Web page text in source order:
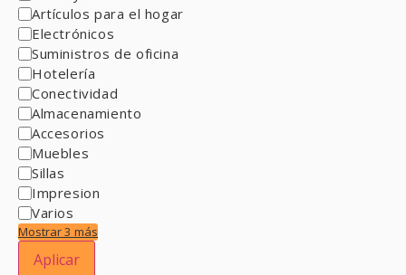
Artículos para el hogar
Electrónicos
Suministros de oficina
Hotelería
Conectividad
Almacenamiento
Accesorios
Muebles
Sillas
Impresion
Varios
Mostrar 3 más
Aplicar